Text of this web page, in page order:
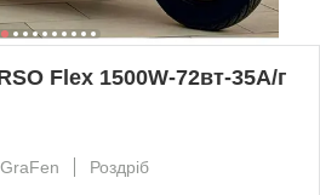
Flex 1500W-72вт-35А/г
Роздріб